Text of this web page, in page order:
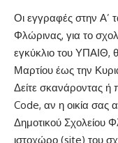
Οι εγγραφές στην Α’
Φλώρινας, για το
εγκύκλιο του ΥΠΑΙΘ,
Μαρτίου έως την
Δείτε σκανάροντας ή
Code, αν η οικία σας
Δημοτικού Σχολείου
ιστοχώρο (site) του